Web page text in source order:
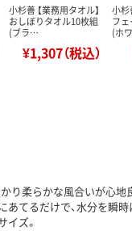
小杉善 【業務用タオル】
おしぼりタオル10枚組
(ブラ…
¥1,307（税込）
小杉
フ
(ホ
かり柔らかな風合いが心
あてるだけで、水分を瞬
イズ。